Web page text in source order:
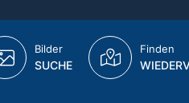
Bilder
SUCHE
Finden